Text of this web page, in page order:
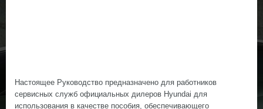
Настоящее Руководство предназначено для работников
сервисных служб официальных дилеров Hyundai для
использования в качестве пособия, обеспечивающего